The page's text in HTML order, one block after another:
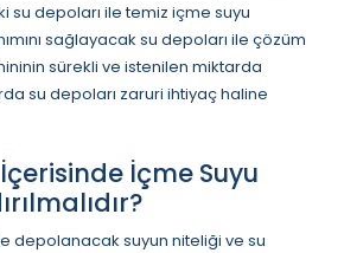
su depoları ile temiz içme suyu
sağlayacak su depoları ile çözüm
sürekli ve istenilen miktarda
su depoları zaruri ihtiyaç haline
İçme Suyu
depolanacak suyun niteliği ve su